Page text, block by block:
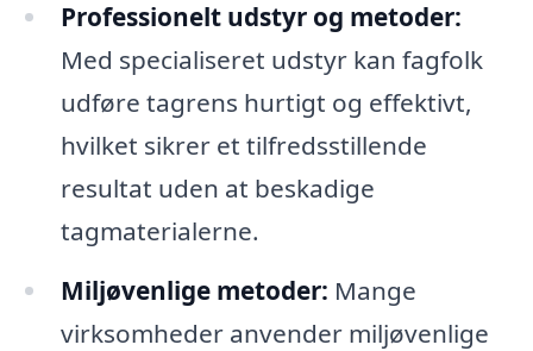
Professionelt udstyr og metoder:
Med specialiseret udstyr kan fagfolk
udføre tagrens hurtigt og effektivt,
hvilket sikrer et tilfredsstillende
resultat uden at beskadige
tagmaterialerne.
Miljøvenlige metoder: Mange
virksomheder anvender miljøvenlige